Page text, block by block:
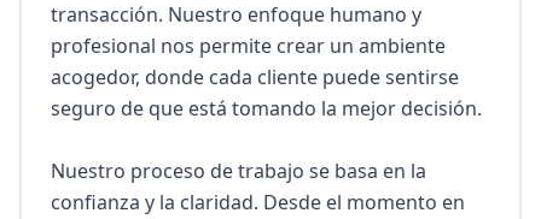
transacción. Nuestro enfoque humano y
profesional nos permite crear un ambiente
acogedor, donde cada cliente puede sentirse
seguro de que está tomando la mejor decisión.
Nuestro proceso de trabajo se basa en la
confianza y la claridad. Desde el momento en